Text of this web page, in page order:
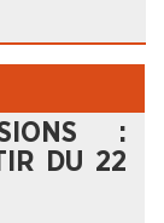
:
DU 22